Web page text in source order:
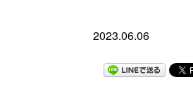
2023.06.06